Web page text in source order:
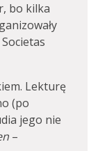
bo kilka
Lekturę
(po
jego nie
–